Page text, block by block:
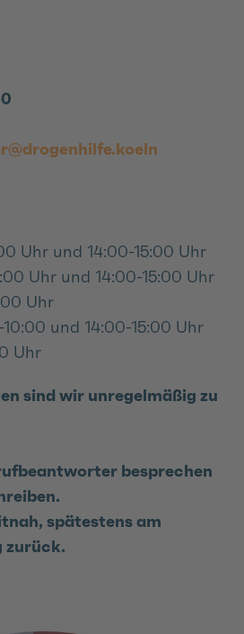
Uhr und 14:00-15:00 Uhr
Uhr und 14:00-15:00 Uhr
Uhr
und 14:00-15:00 Uhr
Uhr
sind wir unregelmäßig zu
besprechen
spätestens am
zurück.